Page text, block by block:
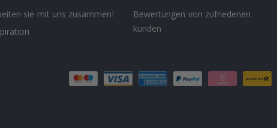
sie mit uns zusammen!
Bewertungen von zufriedenen
kunden